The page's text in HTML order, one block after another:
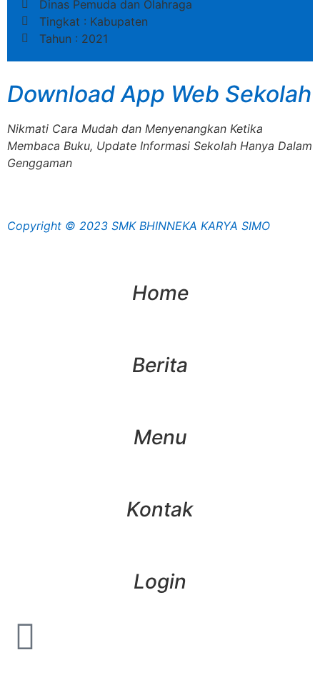
Dinas Pemuda dan Olahraga
Tingkat : Kabupaten
Tahun : 2021
Download App Web Sekolah
Nikmati Cara Mudah dan Menyenangkan Ketika
Membaca Buku, Update Informasi Sekolah Hanya Dalam
Genggaman
Copyright © 2023 SMK BHINNEKA KARYA SIMO
Home
Berita
Menu
Kontak
Login